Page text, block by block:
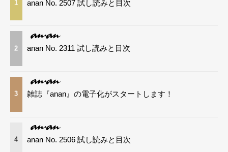
1 anan No. 2507 試し読みと目次
2 anan No. 2311 試し読みと目次
3 雑誌『anan』の電子化がスタートします！
4 anan No. 2506 試し読みと目次